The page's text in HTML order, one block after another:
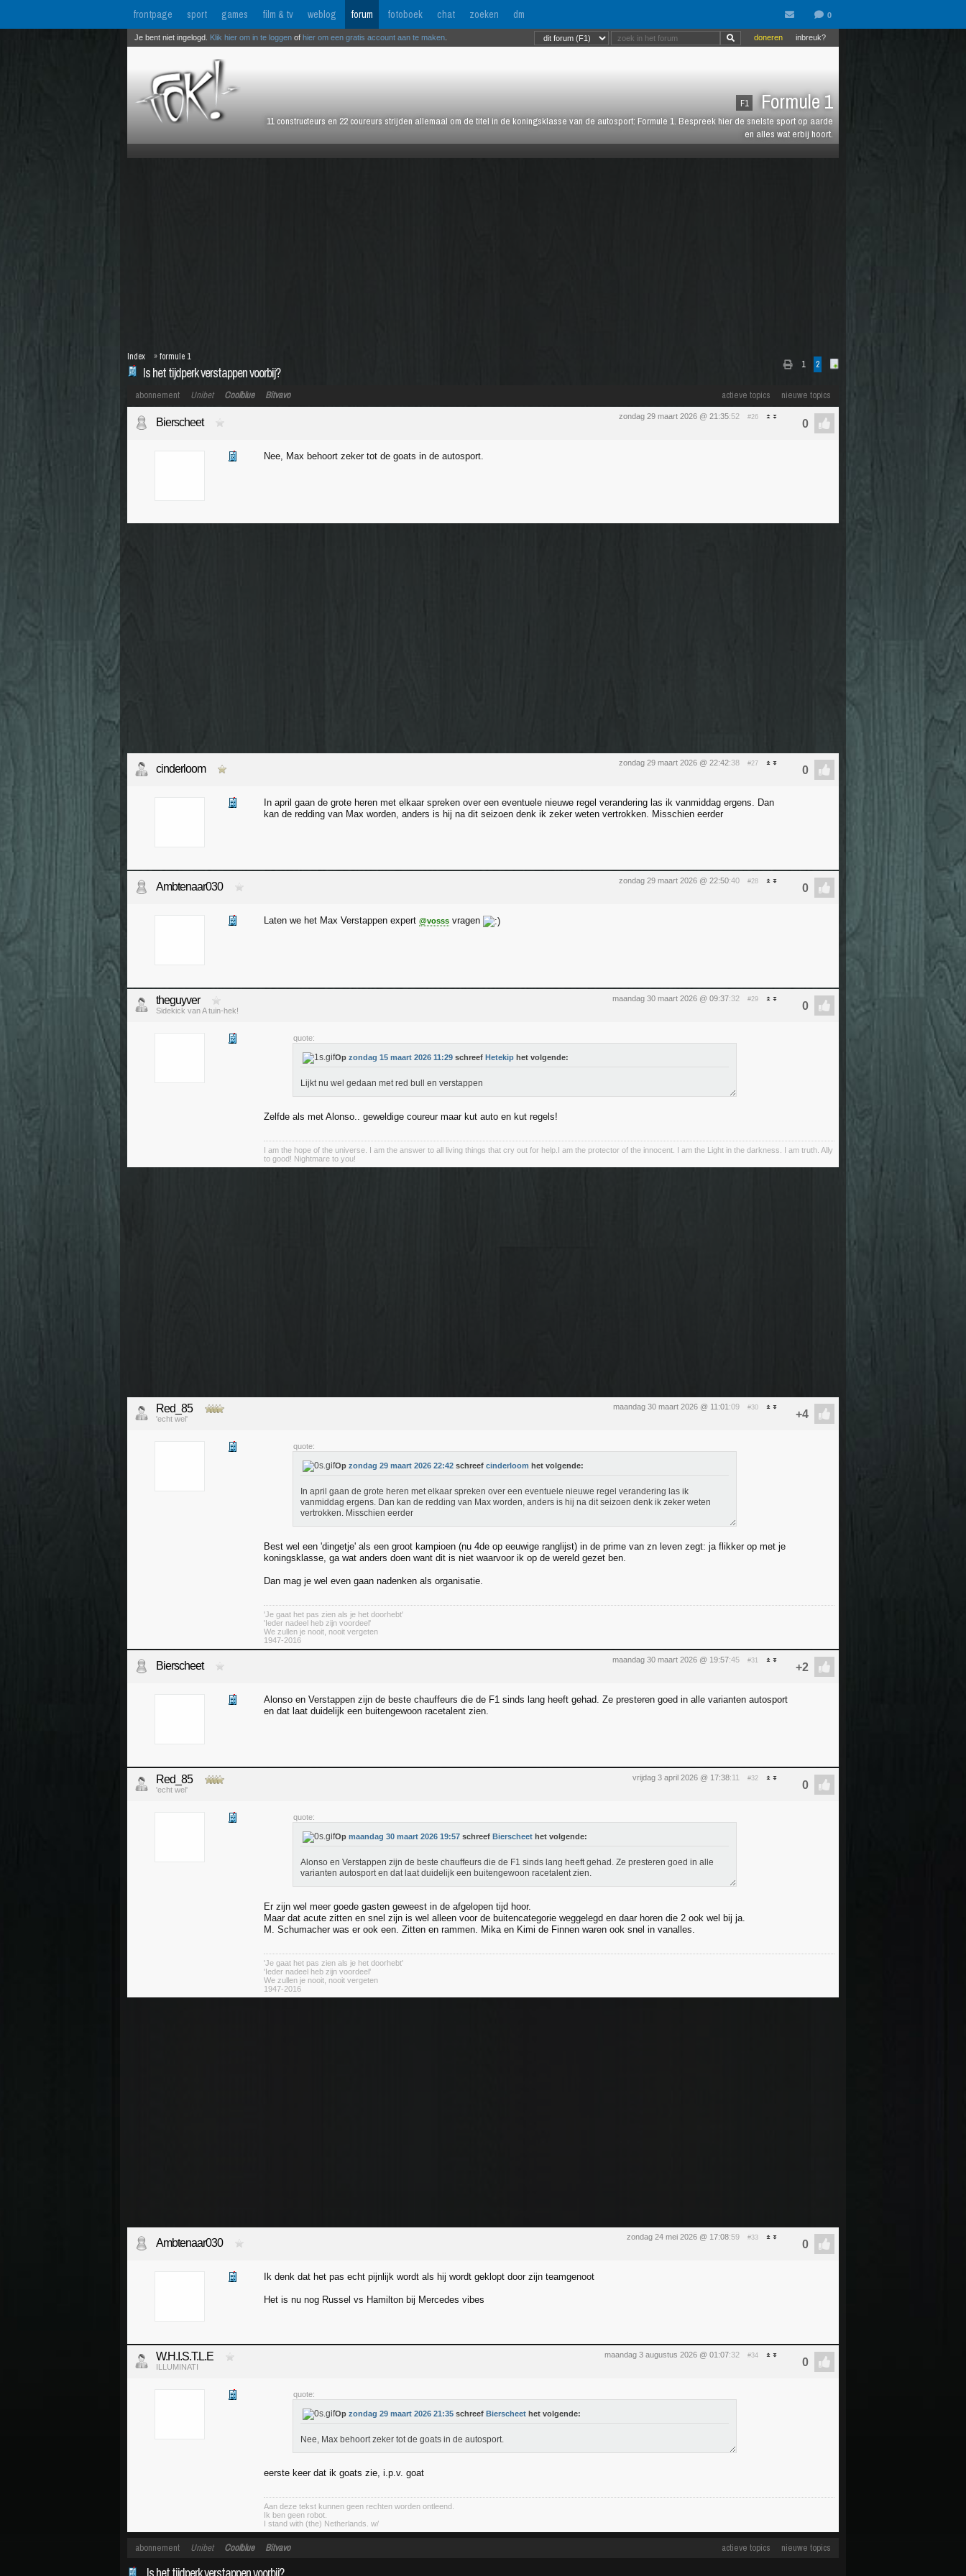
frontpage sport games film & tv weblog forum fotoboek chat zoeken dm
F1 Formule 1
11 constructeurs en 22 coureurs strijden allemaal om de titel in de koningsklasse van de autosport: Formule 1. Bespreek hier de snelste sport op aarde
en alles wat erbij hoort.
inbreuk?
doneren
Je bent niet ingelogd. Klik hier om in te loggen of hier om een gratis account aan te maken
1 2
Is het tijdperk verstappen voorbij?
Index »formule 1
actieve topics nieuwe topics
abonnement Unibet Coolblue Bitvavo
zondag 29 maart 2026 @ 21:35:52 #26
Bierscheet
Nee, Max behoort zeker tot de goats in de autosport.
zondag 29 maart 2026 @ 22:42:38 #27
cinderloom
In april gaan de grote heren met elkaar spreken over een eventuele nieuwe regel verandering las ik vanmiddag ergens. Dan
kan de redding van Max worden, anders is hij na dit seizoen denk ik zeker weten vertrokken. Misschien eerder
zondag 29 maart 2026 @ 22:50:40 #28
Ambtenaar030
Laten we het Max Verstappen expert @vosss vragen
maandag 30 maart 2026 @ 09:37:32 #29
theguyver
Sidekick van A tuin-hek!
quote:
Op zondag 15 maart 2026 11:29 schreef Hetekip het volgende:
Lijkt nu wel gedaan met red bull en verstappen
Zelfde als met Alonso.. geweldige coureur maar kut auto en kut regels!
I am the hope of the universe. I am the answer to all living things that cry out for help.I am the protector of the innocent. I am the Light in the darkness. I am truth. Ally
to good! Nightmare to you!
maandag 30 maart 2026 @ 11:01 :09 #30
Red_85
'echt wel'
quote:
Op zondag 29 maart 2026 22:42 schreef cinderloom het volgende:
In april gaan de grote heren met elkaar spreken over een eventuele nieuwe regel verandering las ik
vanmiddag ergens. Dan kan de redding van Max worden, anders is hij na dit seizoen denk ik zeker weten
vertrokken. Misschien eerder
Best wel een 'dingetje' als een groot kampioen (nu 4de op eeuwige ranglijst) in de prime van zn leven zegt: ja flikker op met je
koningsklasse, ga wat anders doen want dit is niet waarvoor ik op de wereld gezet ben.
Dan mag je wel even gaan nadenken als organisatie.
'Je gaat het pas zien als je het doorhebt'
'Ieder nadeel heb zijn voordeel'
We zullen je nooit, nooit vergeten
1947-2016
maandag 30 maart 2026 @ 19:57:45 #31
Bierscheet
Alonso en Verstappen zijn de beste chauffeurs die de F1 sinds lang heeft gehad. Ze presteren goed in alle varianten autosport
en dat laat duidelijk een buitengewoon racetalent zien.
vrijdag 3 april 2026 @ 17:38:11 #32
Red_85
'echt wel'
quote:
Op maandag 30 maart 2026 19:57 schreef Bierscheet het volgende:
Alonso en Verstappen zijn de beste chauffeurs die de F1 sinds lang heeft gehad. Ze presteren goed in alle
varianten autosport en dat laat duidelijk een buitengewoon racetalent zien.
Er zijn wel meer goede gasten geweest in de afgelopen tijd hoor.
Maar dat acute zitten en snel zijn is wel alleen voor de buitencategorie weggelegd en daar horen die 2 ook wel bij ja.
M. Schumacher was er ook een. Zitten en rammen. Mika en Kimi de Finnen waren ook snel in vanalles.
'Je gaat het pas zien als je het doorhebt'
'Ieder nadeel heb zijn voordeel'
We zullen je nooit, nooit vergeten
1947-2016
zondag 24 mei 2026 @ 17:08:59 #33
Ambtenaar030
Ik denk dat het pas echt pijnlijk wordt als hij wordt geklopt door zijn teamgenoot
Het is nu nog Russel vs Hamilton bij Mercedes vibes
maandag 3 augustus 2026 @ 01:07:32 #34
W.H.I.S.T.L.E
ILLUMINATI
quote:
Op zondag 29 maart 2026 21:35 schreef Bierscheet het volgende:
Nee, Max behoort zeker tot de goats in de autosport.
eerste keer dat ik goats zie, i.p.v. goat
Aan deze tekst kunnen geen rechten worden ontleend.
Ik ben geen robot.
I stand with (the) Netherlands. w/
actieve topics nieuwe topics
abonnement Unibet Coolblue Bitvavo